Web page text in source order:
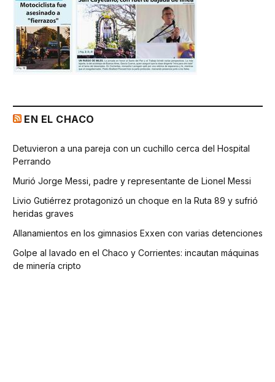
EN EL CHACO
Detuvieron a una pareja con un cuchillo cerca del Hospital
Perrando
Murió Jorge Messi, padre y representante de Lionel Messi
Livio Gutiérrez protagonizó un choque en la Ruta 89 y sufrió
heridas graves
Allanamientos en los gimnasios Exxen con varias detenciones
Golpe al lavado en el Chaco y Corrientes: incautan máquinas
de minería cripto